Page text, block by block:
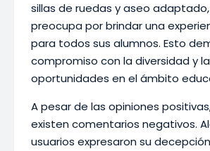
sillas de ruedas y aseo
preocupa por brindar una
para todos sus alumnos. Esto
compromiso con la diversidad y
oportunidades en el ámbito
A pesar de las opiniones
existen comentarios negativos.
usuarios expresaron su